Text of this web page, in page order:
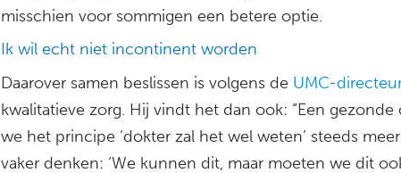
misschien voor sommigen een betere optie.
Ik wil echt niet incontinent worden
Daarover samen beslissen is volgens de UMC-
kwalitatieve zorg. Hij vindt het dan ook: “Een
we het principe ‘dokter zal het wel weten’ steeds
vaker denken: ‘We kunnen dit, maar moeten we dit